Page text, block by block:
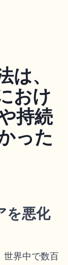
は、
おけ
持続
った
を悪化
世界中で数百